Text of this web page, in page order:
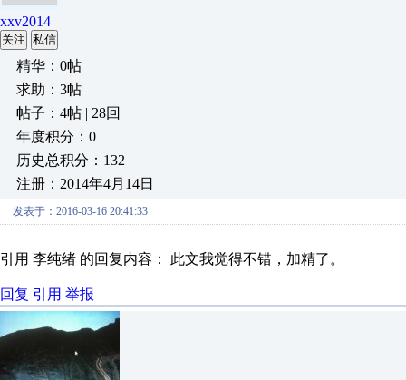
xxv2014
关注 私信
精华：0帖
求助：3帖
帖子：4帖 | 28回
年度积分：0
历史总积分：132
注册：2014年4月14日
发表于：2016-03-16 20:41:33
引用 李纯绪 的回复内容： 此文我觉得不错，加精了。
回复 引用 举报